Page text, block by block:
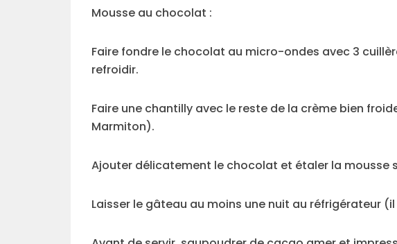
Mousse au chocolat :
Faire fondre le chocolat au micro-ondes avec 3
refroidir.
Faire une chantilly avec le reste de la crème bien
Marmiton).
Ajouter délicatement le chocolat et étaler la mousse
Laisser le gâteau au moins une nuit au réfrigérateur